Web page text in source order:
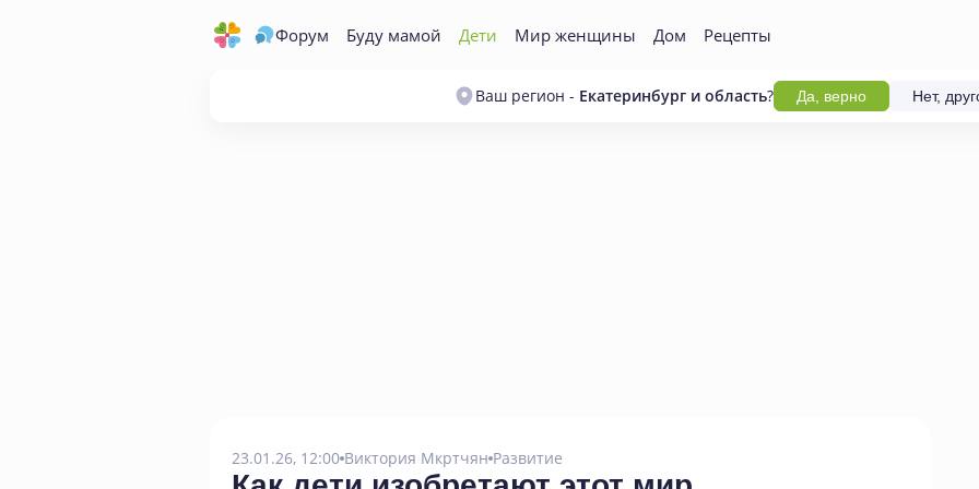
Форум Буду мамой Дети Мир женщины Дом Рецепты
Ваш регион - Екатеринбург и область? Да, верно Нет,
23.01.26, 12:00 Виктория Мкртчян Развитие